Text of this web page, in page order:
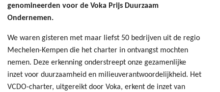
genomineerden voor de Voka Prijs Duurzaam
Ondernemen.
We waren gisteren met maar liefst 50 bedrijven uit de regio
Mechelen-Kempen die het charter in ontvangst mochten
nemen. Deze erkenning onderstreept onze gezamenlijke
inzet voor duurzaamheid en milieuverantwoordelijkheid. Het
VCDO-charter, uitgereikt door Voka, erkent de inzet van